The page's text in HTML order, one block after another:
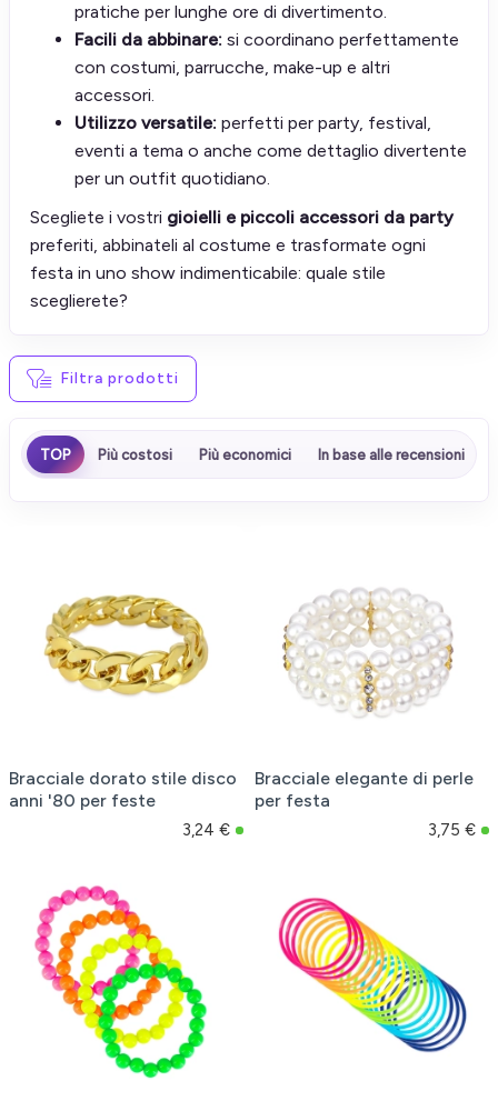
pratiche per lunghe ore di divertimento.
Facili da abbinare: si coordinano perfettamente
con costumi, parrucche, make-up e altri
accessori.
Utilizzo versatile: perfetti per party, festival,
eventi a tema o anche come dettaglio divertente
per un outfit quotidiano.
Scegliete i vostri gioielli e piccoli accessori da party
preferiti, abbinateli al costume e trasformate ogni
festa in uno show indimenticabile: quale stile
sceglierete?
Filtra prodotti
TOP Più costosi Più economici In base alle recensioni
Bracciale dorato stile disco
anni '80 per feste
3,24 €
Bracciale elegante di perle
per festa
3,75 €